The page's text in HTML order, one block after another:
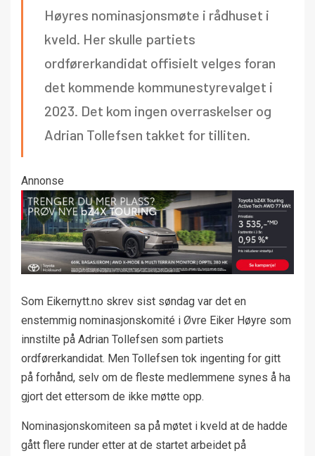
Høyres nominasjonsmøte i rådhuset i
kveld. Her skulle partiets
ordførerkandidat offisielt velges foran
det kommende kommunestyrevalget i
2023. Det kom ingen overraskelser og
Adrian Tollefsen takket for tilliten.
Annonse
Som Eikernytt.no skrev sist søndag var det en
enstemmig nominasjonskomité i Øvre Eiker Høyre som
innstilte på Adrian Tollefsen som partiets
ordførerkandidat. Men Tollefsen tok ingenting for gitt
på forhånd, selv om de fleste medlemmene synes å ha
gjort det ettersom de ikke møtte opp.
Nominasjonskomiteen sa på møtet i kveld at de hadde
gått flere runder etter at de startet arbeidet på